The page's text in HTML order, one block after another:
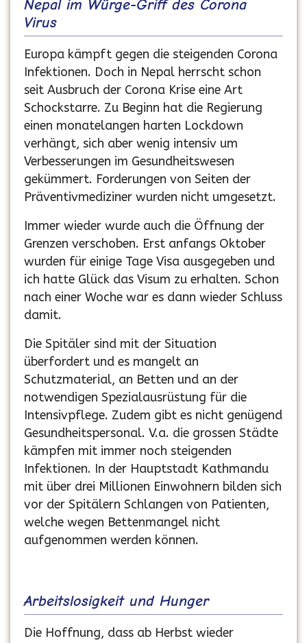
Nepal im Würge-Griff des Corona
Virus
Europa kämpft gegen die steigenden Corona
Infektionen. Doch in Nepal herrscht schon
seit Ausbruch der Corona Krise eine Art
Schockstarre. Zu Beginn hat die Regierung
einen monatelangen harten Lockdown
verhängt, sich aber wenig intensiv um
Verbesserungen im Gesundheitswesen
gekümmert. Forderungen von Seiten der
Präventivmediziner wurden nicht umgesetzt.
Immer wieder wurde auch die Öffnung der
Grenzen verschoben. Erst anfangs Oktober
wurden für einige Tage Visa ausgegeben und
ich hatte Glück das Visum zu erhalten. Schon
nach einer Woche war es dann wieder Schluss
damit.
Die Spitäler sind mit der Situation
überfordert und es mangelt an
Schutzmaterial, an Betten und an der
notwendigen Spezialausrüstung für die
Intensivpflege. Zudem gibt es nicht genügend
Gesundheitspersonal. V.a. die grossen Städte
kämpfen mit immer noch steigenden
Infektionen. In der Hauptstadt Kathmandu
mit über drei Millionen Einwohnern bilden sich
vor der Spitälern Schlangen von Patienten,
welche wegen Bettenmangel nicht
aufgenommen werden können.
Arbeitslosigkeit und Hunger
Die Hoffnung, dass ab Herbst wieder